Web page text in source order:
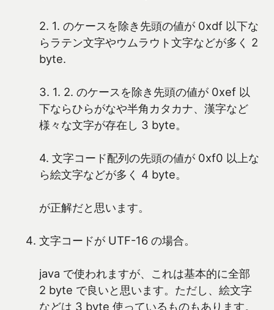
2. 1. のケースを除き先頭の値が 0xdf 以下な
らラテン文字やウムラウト文字などが多く 2
byte.
3. 1. 2. のケースを除き先頭の値が 0xef 以
下ならひらがなや半角カタカナ、漢字など
様々な文字が存在し 3 byte。
4. 文字コード配列の先頭の値が 0xf0 以上な
ら絵文字などが多く 4 byte。
が正解だと思います。
文字コードが UTF-16 の場合。
java で使われますが、これは基本的に全部
2 byte で良いと思います。ただし、絵文字
などは 3 byte 使っているものもあります。